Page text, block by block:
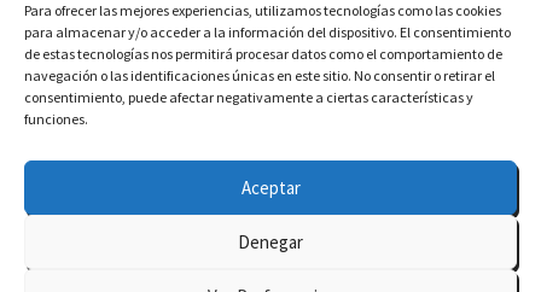
Para ofrecer las mejores experiencias, utilizamos tecnologías como las cookies
para almacenar y/o acceder a la información del dispositivo. El consentimiento
de estas tecnologías nos permitirá procesar datos como el comportamiento de
navegación o las identificaciones únicas en este sitio. No consentir o retirar el
consentimiento, puede afectar negativamente a ciertas características y
funciones.
Aceptar
Denegar
el impacto de esta tecnología en la
certificación y movilidad estudiantil.
LEER MÁS